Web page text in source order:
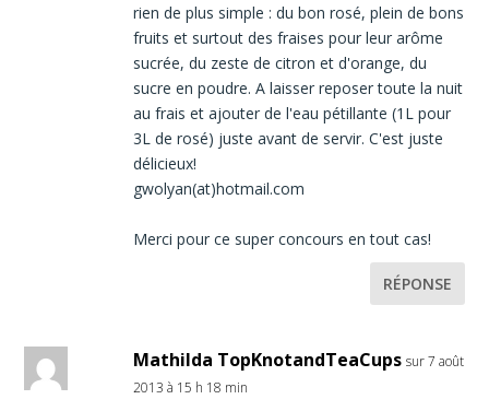
rien de plus simple : du bon rosé, plein de bons
fruits et surtout des fraises pour leur arôme
sucrée, du zeste de citron et d'orange, du
sucre en poudre. A laisser reposer toute la nuit
au frais et ajouter de l'eau pétillante (1L pour
3L de rosé) juste avant de servir. C'est juste
délicieux!
gwolyan(at)hotmail.com
Merci pour ce super concours en tout cas!
RÉPONSE
Mathilda TopKnotandTeaCups sur 7 août
2013 à 15 h 18 min